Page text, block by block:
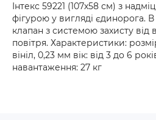
Інтекс 59221 (107х58 см) з
фігурою у вигляді єдинорога.
клапан з системою захисту від
повітря. Характеристики:
вініл, 0,23 мм вік: від 3 до 6
навантаження: 27 кг